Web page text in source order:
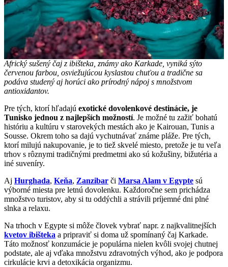
Africký sušený čaj z ibišteka, známy ako Karkade, vyniká sýto
červenou farbou, osviežujúcou kyslastou chuťou a tradične sa
podáva studený aj horúci ako prírodný nápoj s množstvom
antioxidantov.
Pre tých, ktorí hľadajú exotické dovolenkové destinácie, je
Tunisko jednou z najlepších možností. Je možné tu zažiť bohatú
históriu a kultúru v starovekých mestách ako je Kairouan, Tunis a
Sousse. Okrem toho sa dajú vychutnávať známe pláže. Pre tých,
ktorí milujú nakupovanie, je to tiež skvelé miesto, pretože je tu veľa
trhov s rôznymi tradičnými predmetmi ako sú kožušiny, bižutéria a
iné suveníry.
Aj Hurghada, Keňa, Zanzibar či Marsa Alam v Egypte sú
výborné miesta pre letnú dovolenku. Každoročne sem prichádza
množstvo turistov, aby si tu oddýchli a strávili príjemné dni plné
slnka a relaxu.
Na trhoch v Egypte si môže človek vybrať napr. z najkvalitnejších
kvetov ibišteka a pripraviť si doma už spomínaný čaj Karkade.
Táto možnosť konzumácie je populárna nielen kvôli svojej chutnej
podstate, ale aj vďaka množstvu zdravotných výhod, ako je podpora
cirkulácie krvi a detoxikácia organizmu.